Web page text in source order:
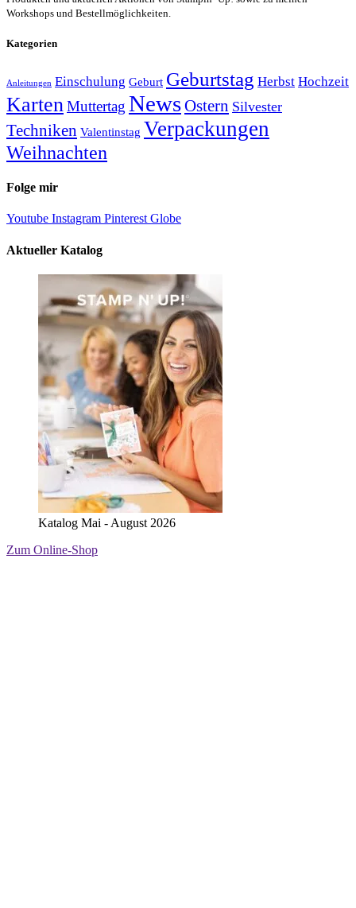
Workshops und Bestellmöglichkeiten.
Kategorien
Anleitungen Einschulung Geburt Geburtstag Herbst Hochzeit
Karten Muttertag NewsOstern Silvester
Techniken Valentinstag Verpackungen
Weihnachten
Folge mir
Youtube Instagram Pinterest Globe
Aktueller Katalog
Katalog Mai - August 2026
Zum Online-Shop